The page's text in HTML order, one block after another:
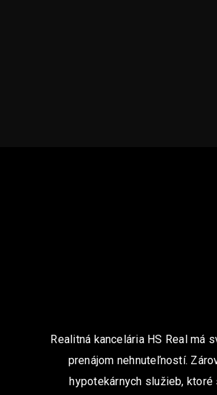
Realitná kancelária HS Real má
prenájom nehnuteľností.
hypotekárnych služieb,